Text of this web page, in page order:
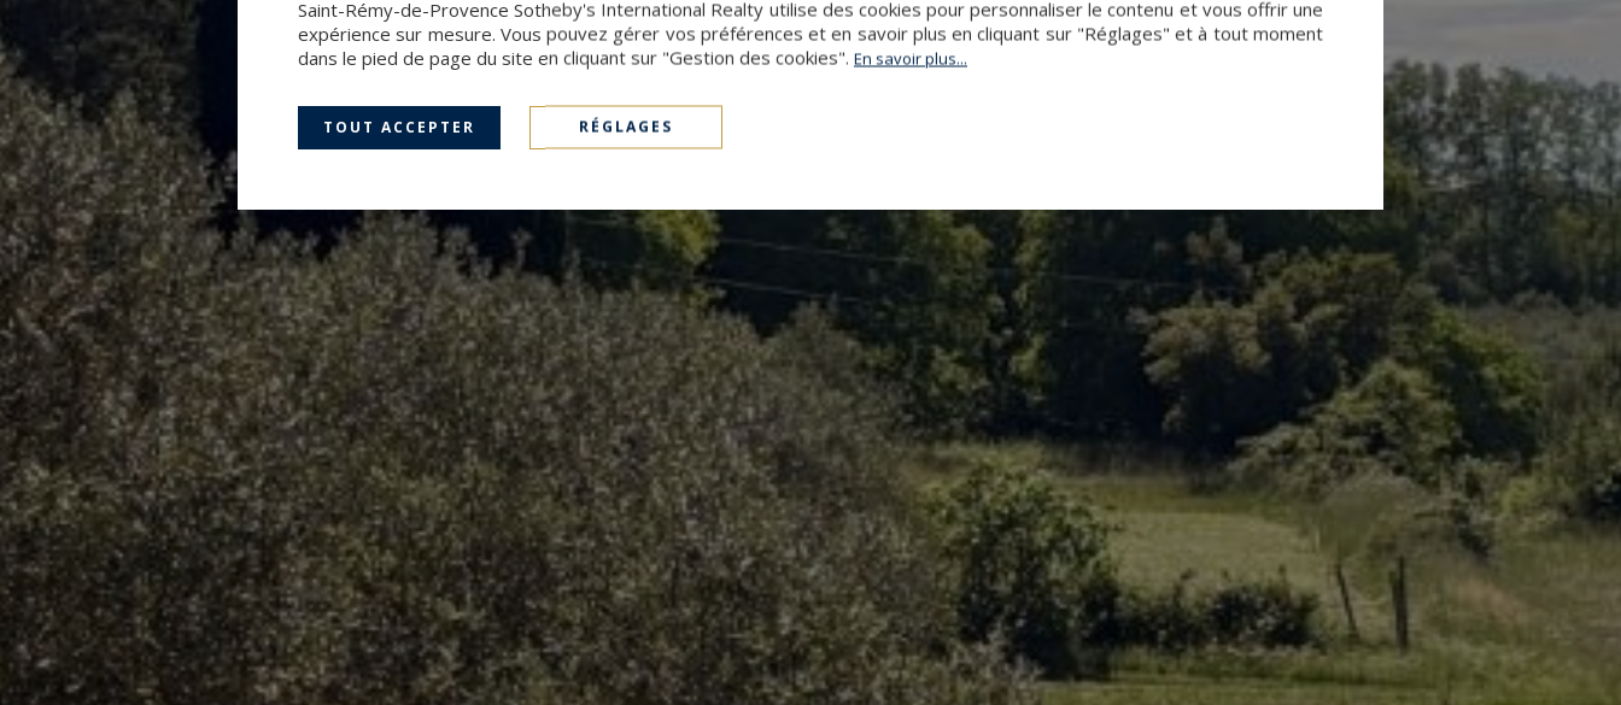
Saint-Rémy-de-Provence Sotheby's International Realty utilise des cookies pour personnaliser le contenu et vous offrir une
expérience sur mesure. Vous pouvez gérer vos préférences et en savoir plus en cliquant sur "Réglages" et à tout moment
dans le pied de page du site en cliquant sur "Gestion des cookies". En savoir plus...
TOUT ACCEPTER RÉGLAGES